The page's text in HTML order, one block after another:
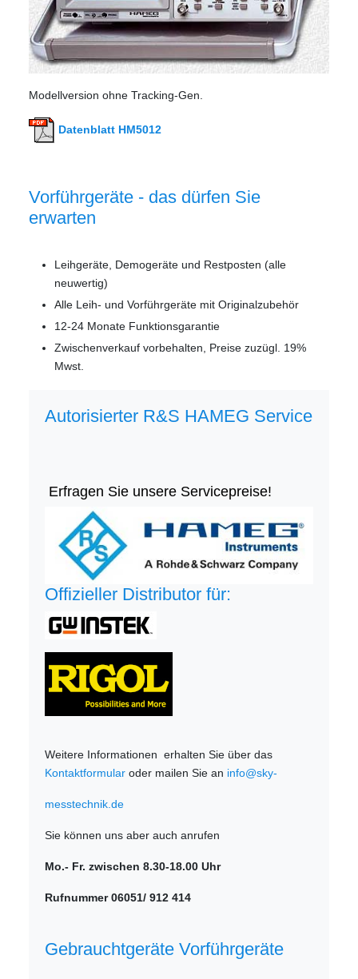
Modellversion ohne Tracking-Gen.
Datenblatt HM5012
Vorführgeräte - das dürfen Sie
erwarten
Leihgeräte, Demogeräte und Restposten (alle
neuwertig)
Alle Leih- und Vorführgeräte mit Originalzubehör
12-24 Monate Funktionsgarantie
Zwischenverkauf vorbehalten, Preise zuzügl. 19%
Mwst.
Autorisierter R&S HAMEG Service
Erfragen Sie unsere Servicepreise!
Offizieller Distributor für:
Weitere Informationen erhalten Sie über das
Kontaktformular oder mailen Sie an info@sky-
messtechnik.de
Sie können uns aber auch anrufen
Mo.- Fr. zwischen 8.30-18.00 Uhr
Rufnummer 06051/ 912 414
Gebrauchtgeräte Vorführgeräte